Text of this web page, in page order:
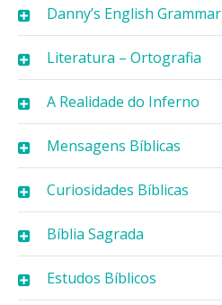
Danny’s English Grammar
Literatura – Ortografia
A Realidade do Inferno
Mensagens Bíblicas
Curiosidades Bíblicas
Bíblia Sagrada
Estudos Bíblicos